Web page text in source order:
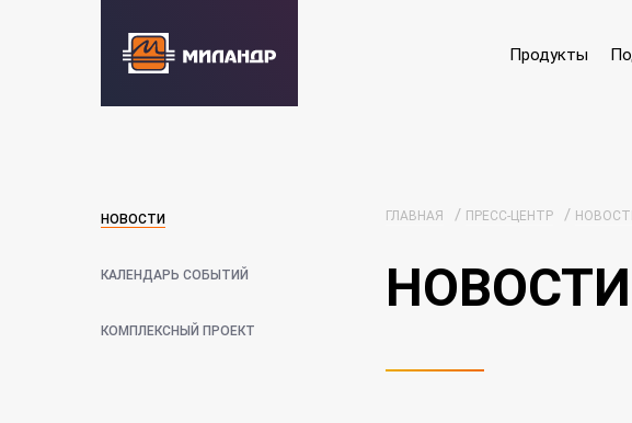
Продукты
НОВОСТИ
КАЛЕНДАРЬ СОБЫТИЙ
КОМПЛЕКСНЫЙ ПРОЕКТ
ГЛАВНАЯ / ПРЕСС-ЦЕНТР /
НОВОСТИ